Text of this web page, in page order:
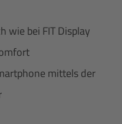
wie bei FIT Display
mittels der